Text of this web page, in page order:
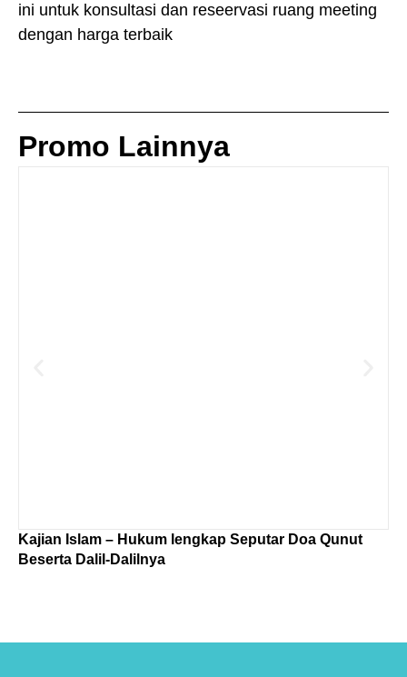
ini untuk konsultasi dan reseervasi ruang meeting
dengan harga terbaik
Promo Lainnya
Kajian Islam – Hukum lengkap Seputar Doa Qunut
Beserta Dalil-Dalilnya